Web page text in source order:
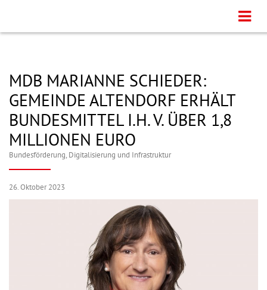
MDB MARIANNE SCHIEDER:
GEMEINDE ALTENDORF ERHÄLT
BUNDESMITTEL I.H. V. ÜBER 1,8
MILLIONEN EURO
Bundesförderung, Digitalisierung und Infrastruktur
26. Oktober 2023